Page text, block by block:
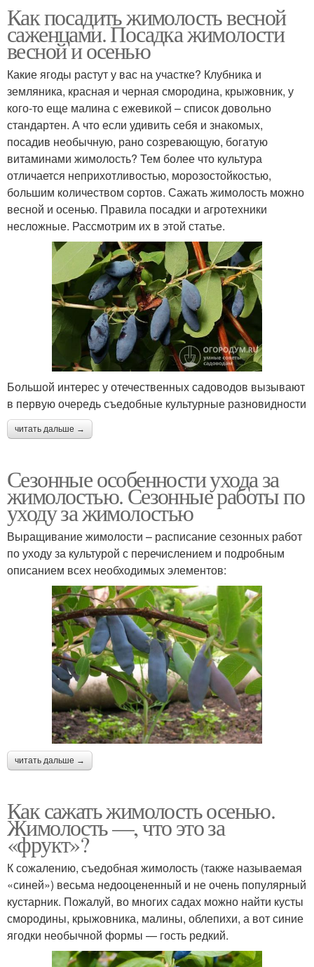
Как посадить жимолость весной
саженцами. Посадка жимолости
весной и осенью
Какие ягоды растут у вас на участке? Клубника и
земляника, красная и черная смородина, крыжовник, у
кого-то еще малина с ежевикой – список довольно
стандартен. А что если удивить себя и знакомых,
посадив необычную, рано созревающую, богатую
витаминами жимолость? Тем более что культура
отличается неприхотливостью, морозостойкостью,
большим количеством сортов. Сажать жимолость можно
весной и осенью. Правила посадки и агротехники
несложные. Рассмотрим их в этой статье.
Большой интерес у отечественных садоводов вызывают
в первую очередь съедобные культурные разновидности
читать дальше →
Сезонные особенности ухода за
жимолостью. Сезонные работы по
уходу за жимолостью
Выращивание жимолости – расписание сезонных работ
по уходу за культурой с перечислением и подробным
описанием всех необходимых элементов:
читать дальше →
Как сажать жимолость осенью.
Жимолость —, что это за
«фрукт»?
К сожалению, съедобная жимолость (также называемая
«синей») весьма недооцененный и не очень популярный
кустарник. Пожалуй, во многих садах можно найти кусты
смородины, крыжовника, малины, облепихи, а вот синие
ягодки необычной формы — гость редкий.